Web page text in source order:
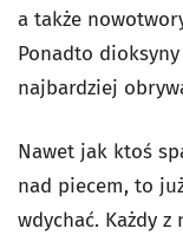
a także
Ponadto
najbardziej
Nawet jak ktoś
nad piecem, to
wdychać. Każdy